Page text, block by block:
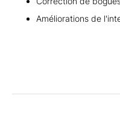
Améliorations de